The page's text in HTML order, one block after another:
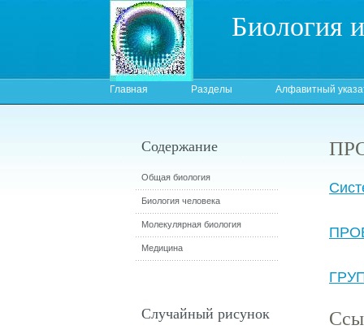
Биология
Главная Разделы Алфавитный
Содержание
Общая биология
Биология человека
Молекулярная биология
Медицина
Случайный рисунок